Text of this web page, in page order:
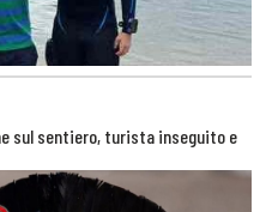
sul sentiero, turista inseguito e